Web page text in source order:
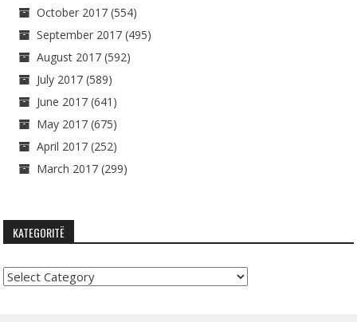
October 2017 (554)
September 2017 (495)
August 2017 (592)
July 2017 (589)
June 2017 (641)
May 2017 (675)
April 2017 (252)
March 2017 (299)
KATEGORITË
Kategoritë